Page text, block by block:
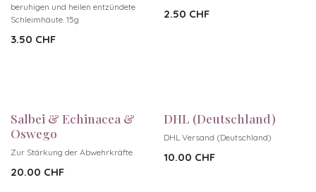
beruhigen und heilen entzündete
Schleimhäute. 15g
3.50 CHF
2.50 CHF
Salbei & Echinacea &
Oswego
Zur Stärkung der Abwehrkräfte
20.00 CHF
DHL (Deutschland)
DHL Versand (Deutschland)
10.00 CHF